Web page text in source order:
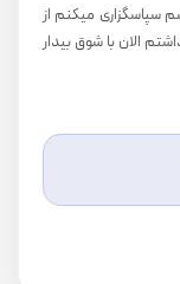
سپاسگزاری میکنم از
الان با شوق بیدار